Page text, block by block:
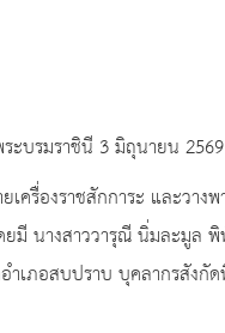
ะบรมราชินี 3 มิถุนายน 2569
องราชสักการะ และวาง
มี นางสาววารุณี นิ่มละมู
เภอสบปราบ บุคลากรสัง